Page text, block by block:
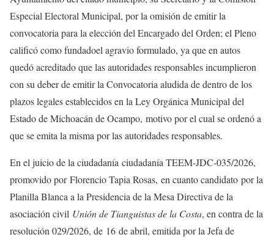
Especial Electoral Municipal, por la omisión de emitir la
convocatoria para la elección del Encargado del Orden; el Pleno
calificó como fundadoel agravio formulado, ya que en autos
quedó acreditado que las autoridades responsables incumplieron
con su deber de emitir la Convocatoria aludida de dentro de los
plazos legales establecidos en la Ley Orgánica Municipal del
Estado de Michoacán de Ocampo, motivo por el cual se ordenó a
que se emita la misma por las autoridades responsables.
En el juicio de la ciudadanía ciudadanía TEEM-JDC-035/2026,
promovido por Florencio Tapia Rosas, en cuanto candidato por la
Planilla Blanca a la Presidencia de la Mesa Directiva de la
asociación civil Unión de Tianguistas de la Costa, en contra de la
resolución 029/2026, de 16 de abril, emitida por la Jefa de